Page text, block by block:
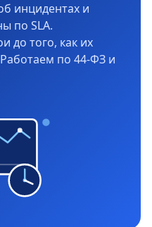
инцидентах и
по SLA.
до того, как их
по 44-ФЗ и